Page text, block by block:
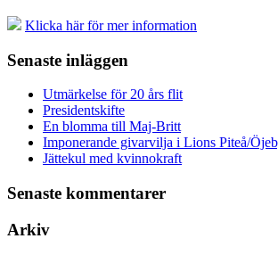
Klicka här för mer information
Senaste inläggen
Utmärkelse för 20 års flit
Presidentskifte
En blomma till Maj-Britt
Imponerande givarvilja i Lions Piteå/
Jättekul med kvinnokraft
Senaste kommentarer
Arkiv